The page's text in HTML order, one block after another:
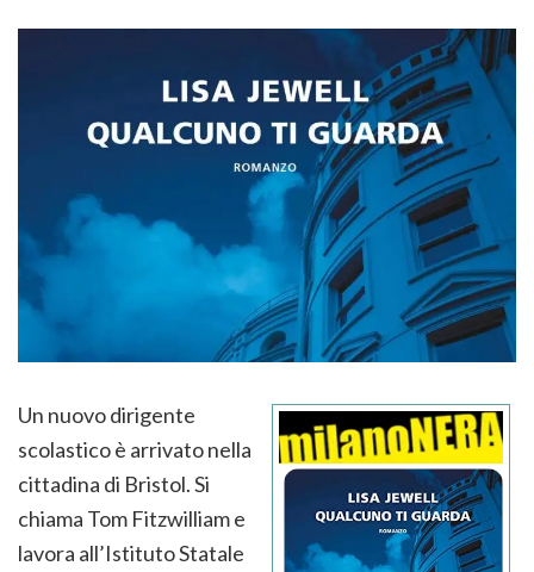
Un nuovo dirigente
scolastico è arrivato nella
cittadina di Bristol. Si
chiama Tom Fitzwilliam e
lavora all’Istituto Statale